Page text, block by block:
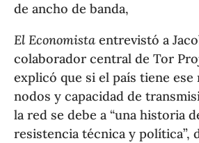
de ancho de banda,
El Economista entrevistó a
colaborador central de Tor
explicó que si el país tiene ese
nodos y capacidad de
la red se debe a “una historia
resistencia técnica y política”,